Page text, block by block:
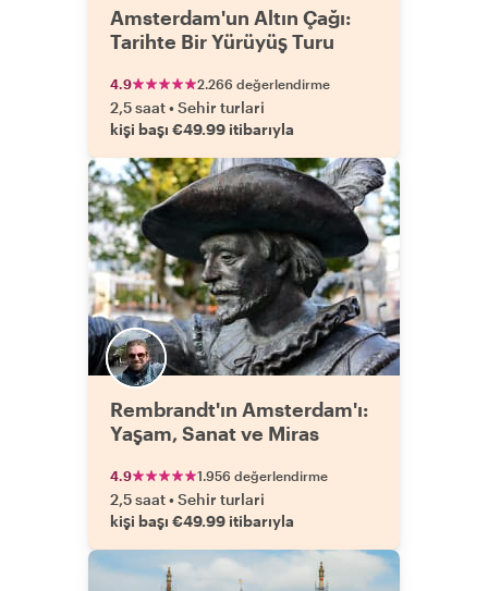
Amsterdam'un Altın Çağı:
Tarihte Bir Yürüyüş Turu
4.9 2.266 değerlendirme
2,5 saat•Sehir turlari
kişi başı €49.99 itibarıyla
Rembrandt'ın Amsterdam'ı:
Yaşam, Sanat ve Miras
4.9 1.956 değerlendirme
2,5 saat•Sehir turlari
kişi başı €49.99 itibarıyla